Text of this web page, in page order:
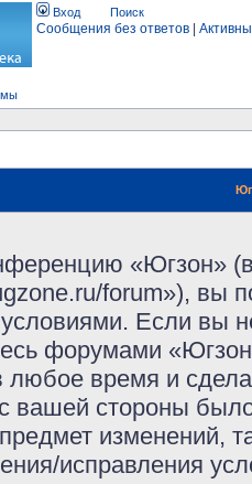
Вход Поиск
Сообщения без ответов
«Югзон»
forum»), вы
Если вы
форумами
любое время и
вашей стороны
предмет изменений,
исправления